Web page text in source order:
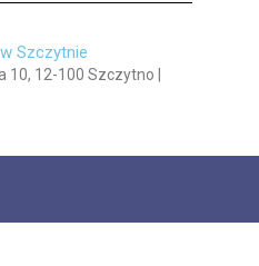
Szczytnie
10, 12-100 Szczytno |